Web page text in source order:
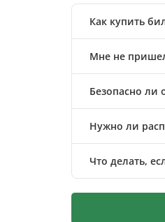
Как купить
Мне не
Безопасно ли
Нужно ли
Что делать,